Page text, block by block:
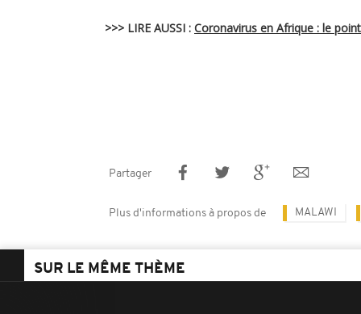
>>> LIRE AUSSI : Coronavirus en Afrique : le
Partager
Plus d'informations à propos de MALAWI
SUR LE MÊME THÈME